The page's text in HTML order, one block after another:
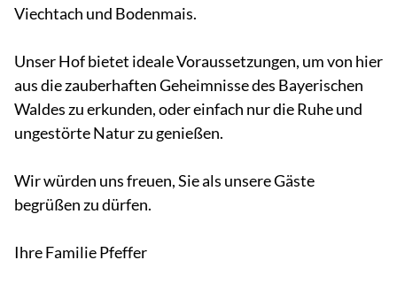
Viechtach und Bodenmais.
Unser Hof bietet ideale Voraussetzungen, um von hier
aus die zauberhaften Geheimnisse des Bayerischen
Waldes zu erkunden, oder einfach nur die Ruhe und
ungestörte Natur zu genießen.
Wir würden uns freuen, Sie als unsere Gäste
begrüßen zu dürfen.
Ihre Familie Pfeffer